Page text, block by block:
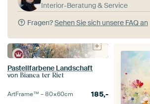
Interior-Beratung & Service
Fragen?Sehen Sie sich unsere FAQ an
Pastellfarbene Landschaft
von Bianca ter Riet
ArtFrame™ –80×60cm 185,-